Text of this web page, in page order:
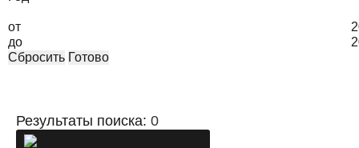
от
до
Сбросить Готово
Результаты поиска: 0